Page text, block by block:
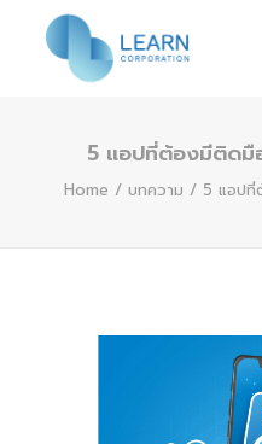
หน้าแรก5 แอปที่ต้องมีติดมื
Home บทความ 5 แอปที่